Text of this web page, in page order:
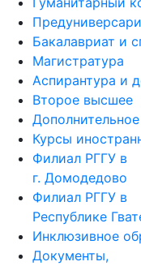
Бакалавриат и
Магистратура
Аспирантура и
Второе высшее
Курсы
Филиал РГГУ в
г. Домодедово
Филиал РГГУ в
Республике
Инклюзивное
Документы,